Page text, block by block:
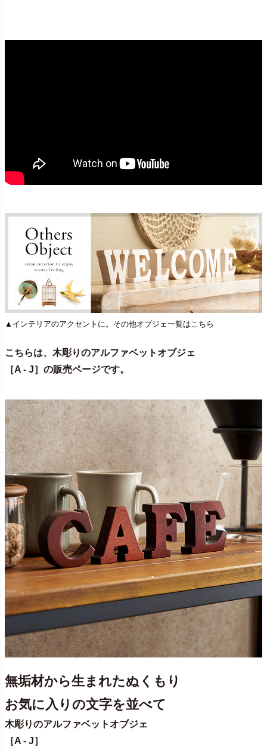
▲インテリアのアクセントに。その他オブジェ一覧はこちら
こちらは、木彫りのアルファベットオブジェ
［A - J］の販売ページです。
無垢材から生まれたぬくもり
お気に入りの文字を並べて
木彫りのアルファベットオブジェ
［A - J］